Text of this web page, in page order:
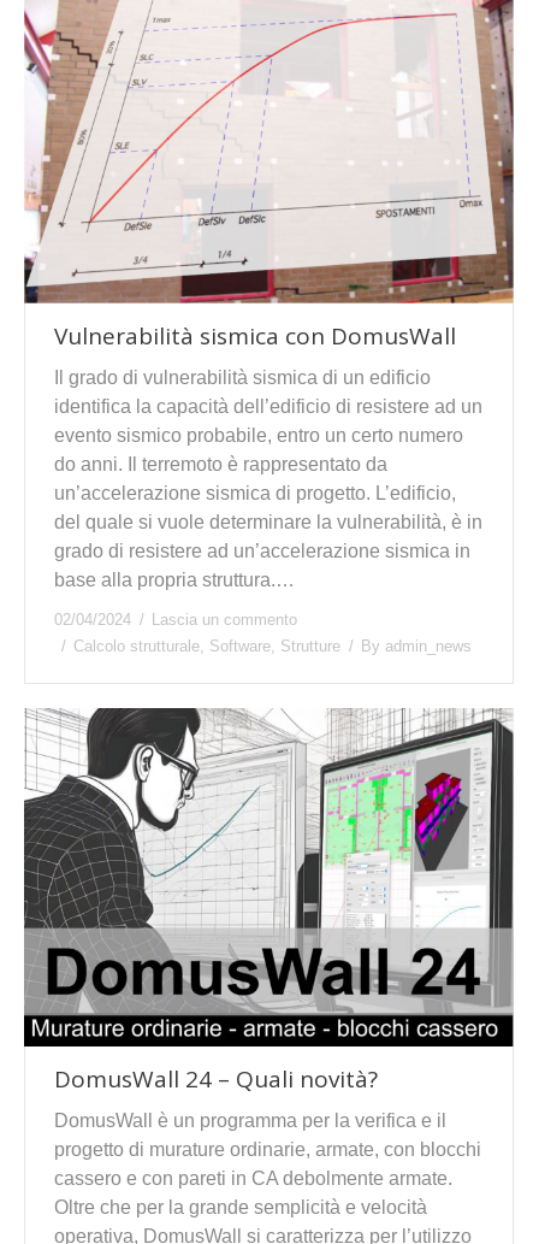
Vulnerabilità sismica con DomusWall
Il grado di vulnerabilità sismica di un edificio
identifica la capacità dell’edificio di resistere ad un
evento sismico probabile, entro un certo numero
do anni. Il terremoto è rappresentato da
un’accelerazione sismica di progetto. L’edificio,
del quale si vuole determinare la vulnerabilità, è in
grado di resistere ad un’accelerazione sismica in
base alla propria struttura.…
02/04/2024
Lascia un commento
Calcolo strutturale Software Strutture By admin_news
DomusWall 24 – Quali novità?
DomusWall è un programma per la verifica e il
progetto di murature ordinarie, armate, con blocchi
cassero e con pareti in CA debolmente armate.
Oltre che per la grande semplicità e velocità
operativa, DomusWall si caratterizza per l’utilizzo